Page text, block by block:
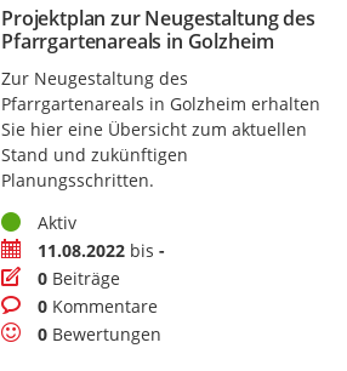
Projektplan zur Neugestaltung des
Pfarrgartenareals in Golzheim
Zur Neugestaltung des
Pfarrgartenareals in Golzheim erhalten
Sie hier eine Übersicht zum aktuellen
Stand und zukünftigen
Planungsschritten.
StatusAktiv
Zeitraum11.08.2022bis -
Beiträge
0Beiträge
Kommentare
0Kommentare
Bewertungen
0Bewertungen